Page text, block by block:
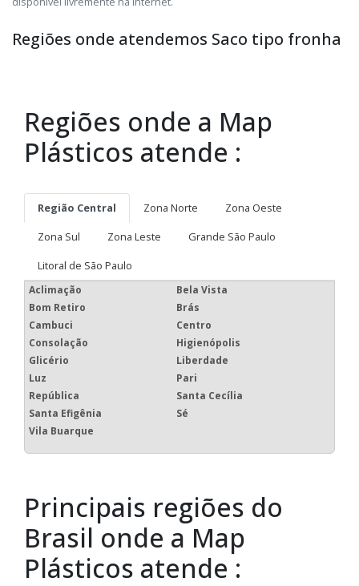
Regiões onde atendemos Saco tipo fronha
Regiões onde a Map
Plásticos atende :
Região Central Zona Norte
Zona Oeste
Zona Sul
Zona Leste
Grande São Paulo
Litoral de São Paulo
Aclimação
Bela Vista
Bom Retiro
Brás
Cambuci
Centro
Consolação
Higienópolis
Glicério
Liberdade
Luz
Pari
República
Santa Cecília
Santa Efigênia
Sé
Vila Buarque
Principais regiões do
Brasil onde a Map
Plásticos atende :